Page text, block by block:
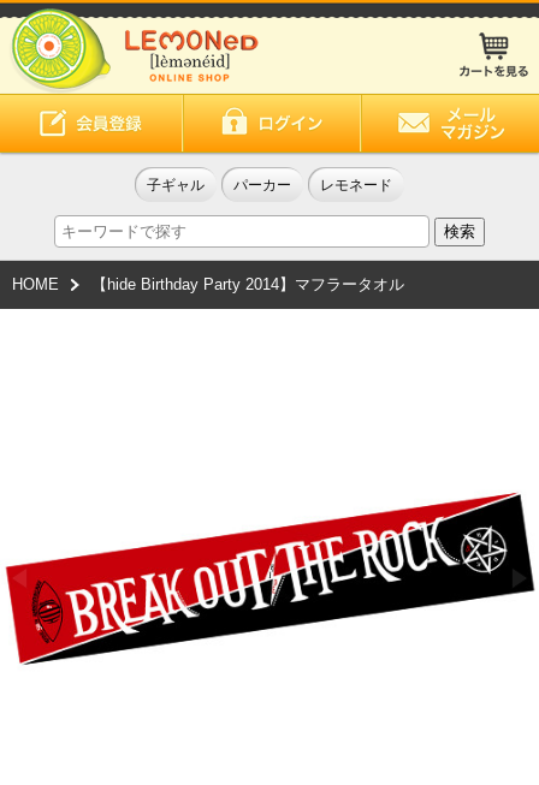
子ギャル パーカー レモネード
HOME 【hide Birthday Party 2014】マフラータオル